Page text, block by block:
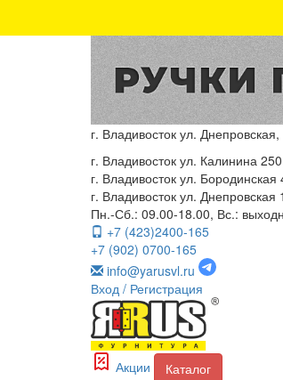
г. Владивосток ул.
г. Владивосток ул. Калинина
г. Владивосток ул.
г. Владивосток ул. Днепровская
Пн.-Сб.: 09.00-18.00, Вс.:
+7 (423)2400-165
+7 (902) 0700-165
info@yarusvl.ru
Вход / Регистрация
Акции Каталог